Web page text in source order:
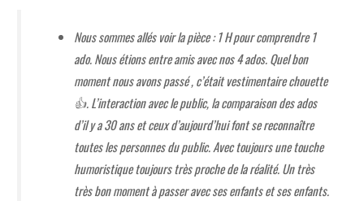
Nous sommes allés voir la pièce : 1 H pour comprendre 1
ado. Nous étions entre amis avec nos 4 ados. Quel bon
moment nous avons passé , c’était vestimentaire chouette
👍. L’interaction avec le public, la comparaison des ados
d’il y a 30 ans et ceux d’aujourd’hui font se reconnaître
toutes les personnes du public. Avec toujours une touche
humoristique toujours très proche de la réalité. Un très
très bon moment à passer avec ses enfants et ses enfants.